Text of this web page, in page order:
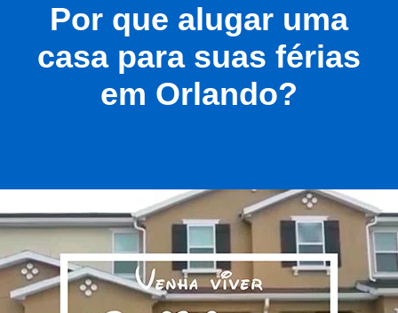
Por que alugar uma
casa para suas férias
em Orlando?